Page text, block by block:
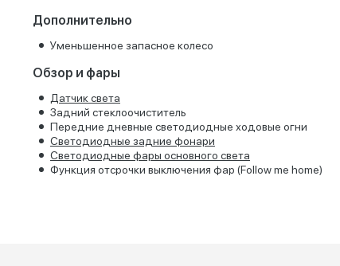
Дополнительно
Уменьшенное запасное колесо
Обзор и фары
Датчик света
Задний стеклоочиститель
Передние дневные светодиодные ходовые огни
Светодиодные задние фонари
Светодиодные фары основного света
Функция отсрочки выключения фар (Follow me home)